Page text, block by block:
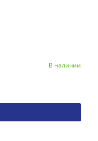
В наличии